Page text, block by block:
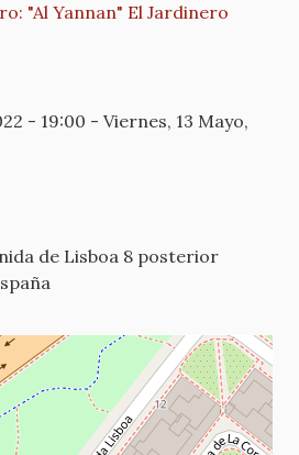
"Al Yannan" El Jardinero
- 19:00 - Viernes, 13 Mayo,
de Lisboa 8 posterior